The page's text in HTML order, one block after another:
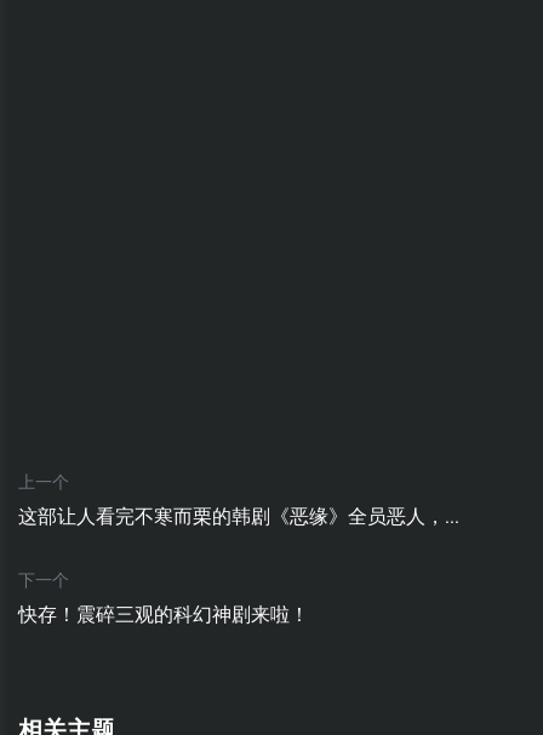
上一个
这部让人看完不寒而栗的韩剧《恶缘》全员恶人，...
下一个
快存！震碎三观的科幻神剧来啦！